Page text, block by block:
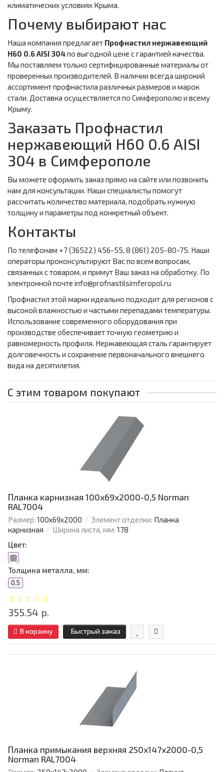
климатических условиях Крыма.
Почему выбирают нас
Наша компания предлагает Профнастил нержавеющий
Н60 0.6 AISI 304по выгодной цене с гарантией качества.
Мы поставляем только сертифицированные материалы от
проверенных производителей. В наличии всегда широкий
ассортимент профнастила различных размеров и марок
стали. Доставка осуществляется по Симферополю и всему
Крыму.
Заказать Профнастил
нержавеющий Н60 0.6 AISI
304 в Симферополе
Вы можете оформить заказ прямо на сайте или позвонить
нам для консультации. Наши специалисты помогут
рассчитать количество материала, подобрать нужную
толщину и параметры под конкретный объект.
Контакты
По телефонам +7 (36522) 456-55, 8 (861) 205-80-75. Наши
операторы проконсультируют Вас по всем вопросам,
связанных с товаром, и примут Ваш заказ на обработку. По
электронной почте info@profnastilsimferopol.ru
Профнастил этой марки идеально подходит для регионов с
высокой влажностью и частыми перепадами температуры.
Использование современного оборудования при
производстве обеспечивает точную геометрию и
равномерность профиля. Нержавеющая сталь гарантирует
долговечность и сохранение первоначального внешнего
вида на десятилетия.
С этим товаром покупают
Планка карнизная 100х69х2000-0,5 Norman
RAL7004
Размер: 100х69х2000 Элемент отделки: Планка
карнизная
Ширина листа, мм: 178
Цвет:
Толщина металла, мм:
0.5
355.54 р.
В корзину Быстрый заказ
Планка примыкания верхняя 250х147х2000-0,5
Norman RAL7004